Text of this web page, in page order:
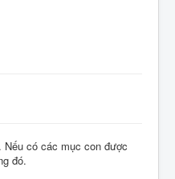
Nếu có các mục con được
đó.